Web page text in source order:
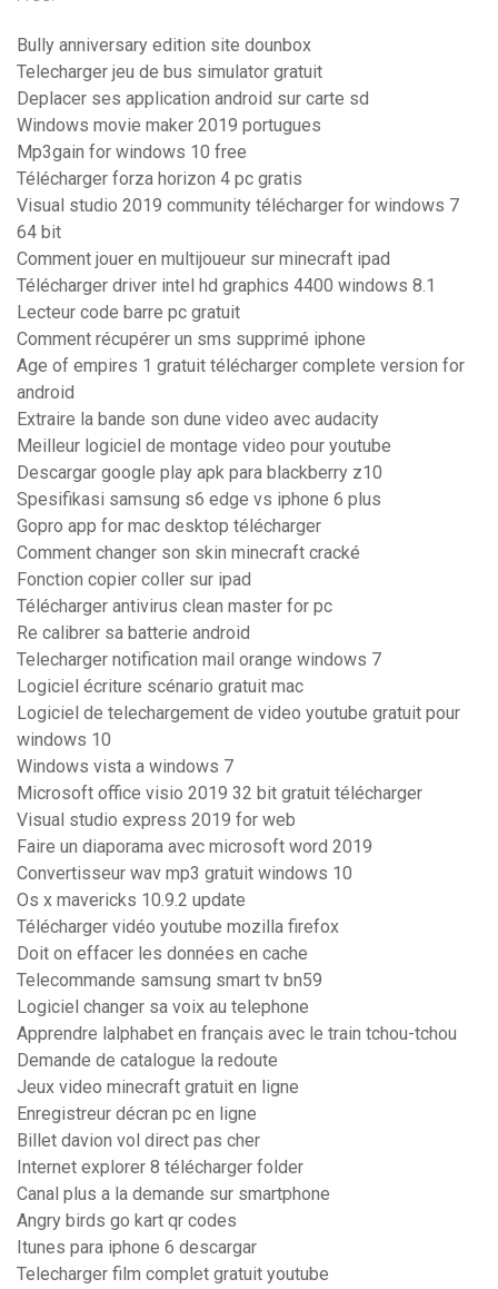
Bully anniversary edition site dounbox
Telecharger jeu de bus simulator gratuit
Deplacer ses application android sur carte sd
Windows movie maker 2019 portugues
Mp3gain for windows 10 free
Télécharger forza horizon 4 pc gratis
Visual studio 2019 community télécharger for windows 7
64 bit
Comment jouer en multijoueur sur minecraft ipad
Télécharger driver intel hd graphics 4400 windows 8.1
Lecteur code barre pc gratuit
Comment récupérer un sms supprimé iphone
Age of empires 1 gratuit télécharger complete version for
android
Extraire la bande son dune video avec audacity
Meilleur logiciel de montage video pour youtube
Descargar google play apk para blackberry z10
Spesifikasi samsung s6 edge vs iphone 6 plus
Gopro app for mac desktop télécharger
Comment changer son skin minecraft cracké
Fonction copier coller sur ipad
Télécharger antivirus clean master for pc
Re calibrer sa batterie android
Telecharger notification mail orange windows 7
Logiciel écriture scénario gratuit mac
Logiciel de telechargement de video youtube gratuit pour
windows 10
Windows vista a windows 7
Microsoft office visio 2019 32 bit gratuit télécharger
Visual studio express 2019 for web
Faire un diaporama avec microsoft word 2019
Convertisseur wav mp3 gratuit windows 10
Os x mavericks 10.9.2 update
Télécharger vidéo youtube mozilla firefox
Doit on effacer les données en cache
Telecommande samsung smart tv bn59
Logiciel changer sa voix au telephone
Apprendre lalphabet en français avec le train tchou-tchou
Demande de catalogue la redoute
Jeux video minecraft gratuit en ligne
Enregistreur décran pc en ligne
Billet davion vol direct pas cher
Internet explorer 8 télécharger folder
Canal plus a la demande sur smartphone
Angry birds go kart qr codes
Itunes para iphone 6 descargar
Telecharger film complet gratuit youtube